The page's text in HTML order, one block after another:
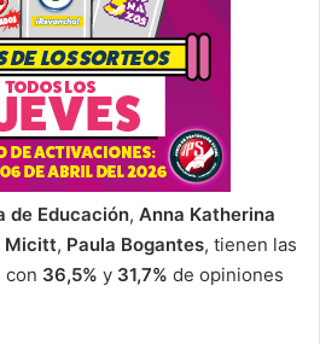
de Educación, Anna Katherina
Micitt, Paula Bogantes, tienen las
con 36,5% y 31,7% de opiniones